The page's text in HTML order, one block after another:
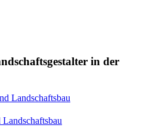
in der
Landschaftsbau